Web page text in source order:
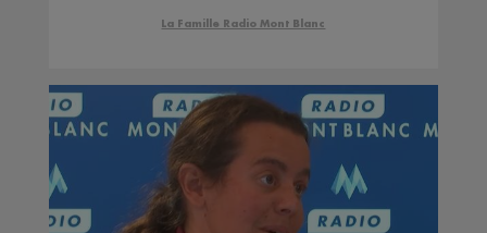
Mont Blanc.
La Famille Radio Mont Blanc